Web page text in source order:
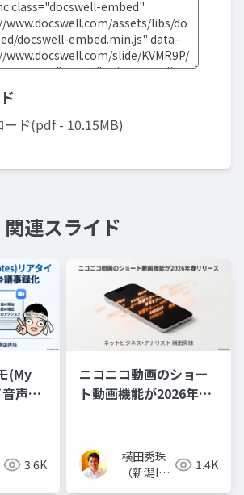
ード(pdf - 10.15MB)
関連スライド
(My
声文
3.6K
ニコニコ動画のショー
ト動画機能が2026年春
横田秀珠
（新潟IT
1.4K